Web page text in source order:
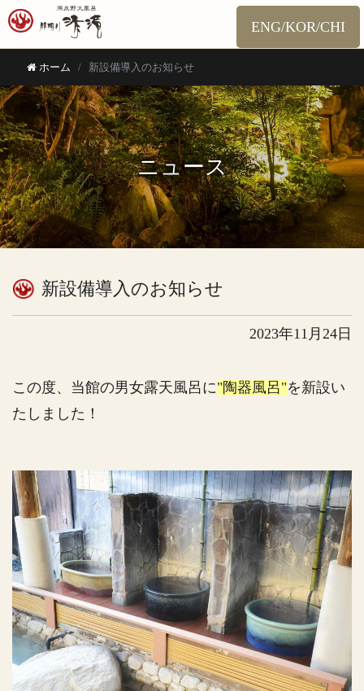
ENG/KOR/CHI
ホーム 新設備導入のお知らせ
ニュース
新設備導入のお知らせ
2023年11月24日
この度、当館の男女露天風呂に"陶器風呂"を新設い
たしました！